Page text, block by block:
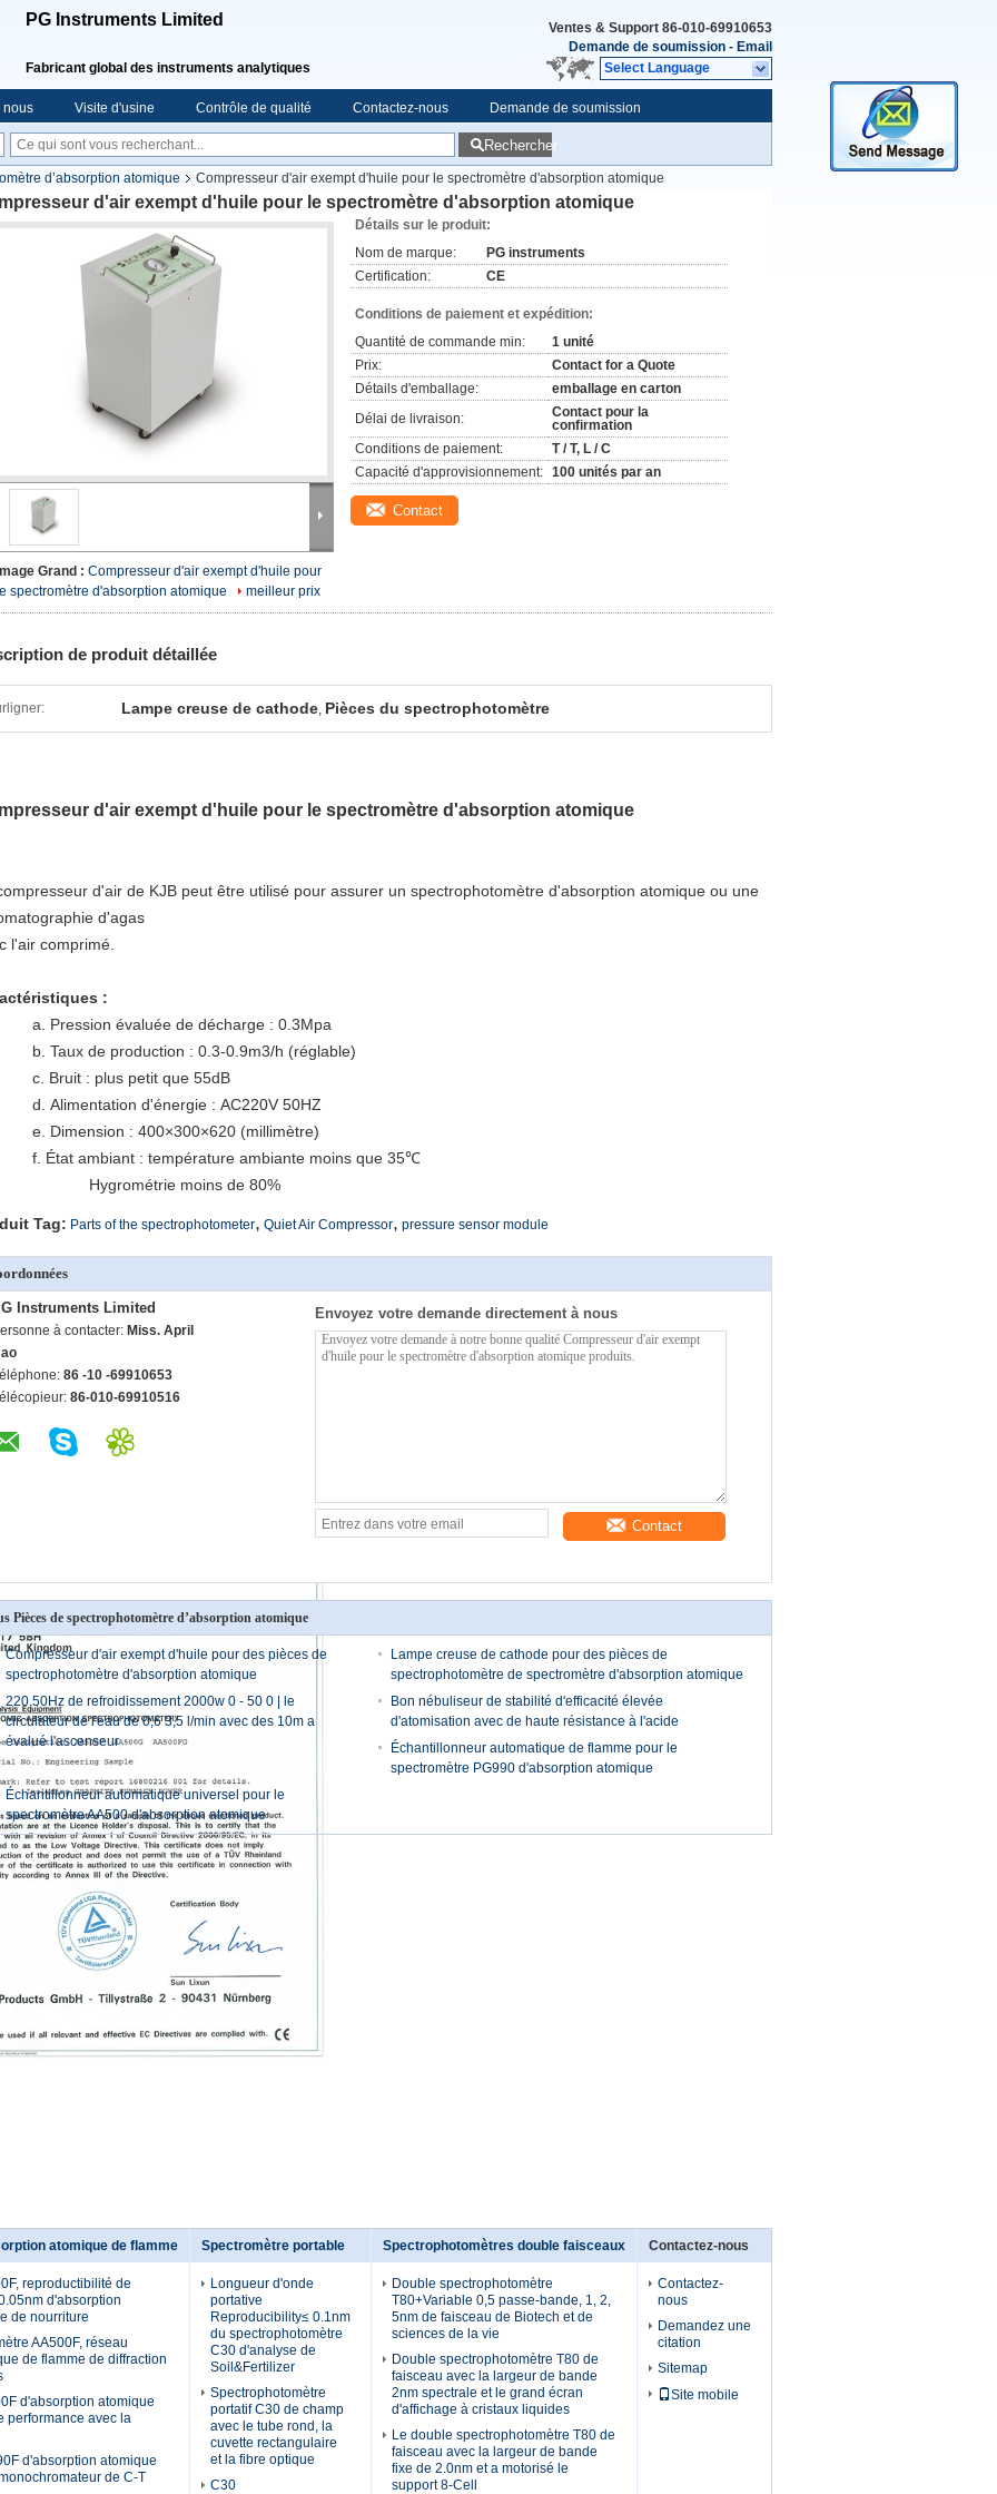
PG Instruments Limited
Fabricant global des instruments analytiques
Ventes & Support 86-010-69910653
Demande de soumission - Email
Select Language
nous Visite d'usine Contrôle de qualité Contactez-nous Demande de soumission
Rechercher
d’absorption atomique Compresseur d'air exempt d'huile pour le spectromètre d'absorption atomique
d'air exempt d'huile pour le spectromètre d'absorption atomique
Grand : Compresseur d'air exempt d'huile pour
spectromètre d'absorption atomique
meilleur prix
Détails sur le produit:
Nom de marque:
PG instruments
Certification:
CE
Conditions de paiement et expédition:
Quantité de commande min:
1 unité
Prix:
Contact for a Quote
Détails d'emballage:
emballage en carton
Délai de livraison:
Contact pour la
confirmation
Conditions de paiement:
T / T, L / C
Capacité d'approvisionnement: 100 unités par an
Contact
de produit détaillée
Lampe creuse de cathode, Pièces du spectrophotomètre
d'air exempt d'huile pour le spectromètre d'absorption atomique
d'air de KJB peut être utilisé pour assurer un spectrophotomètre d'absorption atomique ou une
d'agas
l'air comprimé.
:
a. Pression évaluée de décharge : 0.3Mpa
b. Taux de production : 0.3-0.9m3/h (réglable)
c. Bruit : plus petit que 55dB
d. Alimentation d'énergie : AC220V 50HZ
e. Dimension : 400×300×620 (millimètre)
f. État ambiant : température ambiante moins que 35℃
Hygrométrie moins de 80%
Tag: Parts of the spectrophotometer, Quiet Air Compressor, pressure sensor module
Instruments Limited
à contacter: Miss. April
86 -10 -69910653
86-010-69910516
Envoyez votre demande directement à nous
Contact
Pièces de spectrophotomètre d’absorption atomique
Compresseur d'air exempt d'huile pour des pièces de
spectrophotomètre d'absorption atomique
Lampe creuse de cathode pour des pièces de
spectrophotomètre de spectromètre d'absorption atomique
220,50Hz de refroidissement 2000w 0 - 50 0 | le
circulateur de l'eau de 0,6 3,5 l/min avec des 10m a
évalué l'ascenseur
Bon nébuliseur de stabilité d'efficacité élevée
d'atomisation avec de haute résistance à l'acide
Échantillonneur automatique de flamme pour le
spectromètre PG990 d'absorption atomique
Échantillonneur automatique universel pour le
spectromètre AA500 d'absorption atomique
atomique de flamme
reproductibilité de
d'absorption
de nourriture
AA500F, réseau
de flamme de diffraction
d'absorption atomique
performance avec la
d'absorption atomique
de C-T
Spectromètre portable
Longueur d'onde
portative
Reproducibility≤ 0.1nm
du spectrophotomètre
C30 d'analyse de
Soil&Fertilizer
Spectrophotomètre
portatif C30 de champ
avec le tube rond, la
cuvette rectangulaire
et la fibre optique
C30
Spectrophotomètres double faisceaux
Double spectrophotomètre
T80+Variable 0,5 passe-bande, 1, 2,
5nm de faisceau de Biotech et de
sciences de la vie
Double spectrophotomètre T80 de
faisceau avec la largeur de bande
2nm spectrale et le grand écran
d'affichage à cristaux liquides
Le double spectrophotomètre T80 de
faisceau avec la largeur de bande
fixe de 2.0nm et a motorisé le
support 8-Cell
Contactez-nous
Contactez-
nous
Demandez une
citation
Sitemap
Site mobile